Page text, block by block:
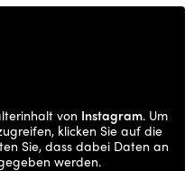
von Instagram. Um
klicken Sie auf die
Sie, dass dabei Daten an
werden.